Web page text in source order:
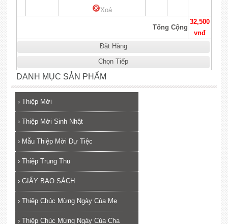
Xoá
Tổng Cộng
32,500
vnđ
Đặt Hàng
Chọn Tiếp
DANH MỤC SẢN PHẨM
› Thiệp Mời
› Thiệp Mời Sinh Nhật
› Mẫu Thiệp Mời Dự Tiệc
› Thiệp Trung Thu
› GIẤY BAO SÁCH
› Thiệp Chúc Mừng Ngày Của Mẹ
› Thiệp Chúc Mừng Ngày Của Cha